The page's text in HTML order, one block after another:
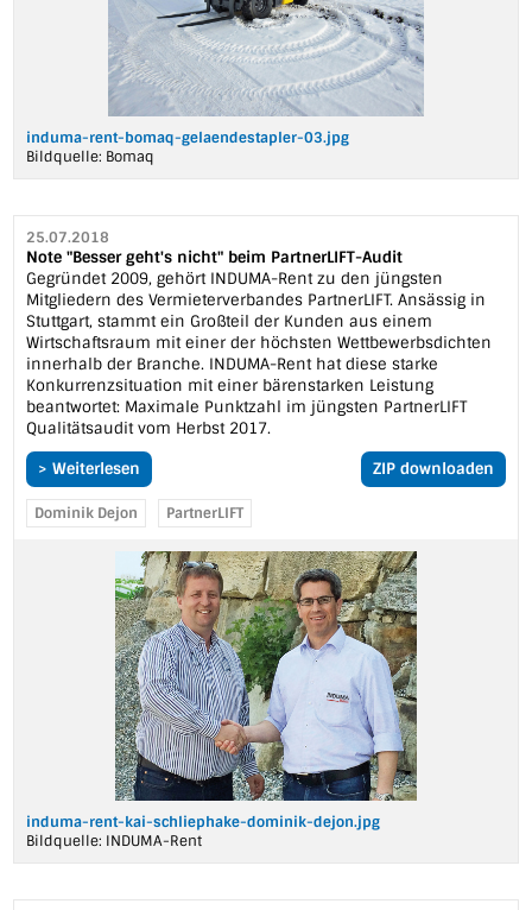
induma-rent-bomaq-gelaendestapler-03.jpg
Bildquelle: Bomaq
25.07.2018
Note "Besser geht's nicht" beim PartnerLIFT-Audit
Gegründet 2009, gehört INDUMA-Rent zu den jüngsten
Mitgliedern des Vermieterverbandes PartnerLIFT. Ansässig in
Stuttgart, stammt ein Großteil der Kunden aus einem
Wirtschaftsraum mit einer der höchsten Wettbewerbsdichten
innerhalb der Branche. INDUMA-Rent hat diese starke
Konkurrenzsituation mit einer bärenstarken Leistung
beantwortet: Maximale Punktzahl im jüngsten PartnerLIFT
Qualitätsaudit vom Herbst 2017.
> Weiterlesen
ZIP downloaden
Dominik Dejon PartnerLIFT
induma-rent-kai-schliephake-dominik-dejon.jpg
Bildquelle: INDUMA-Rent